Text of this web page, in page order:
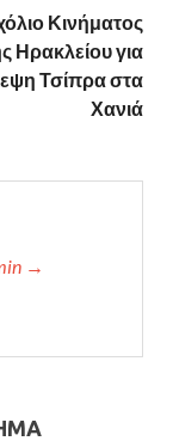
Κινήματος
Ηρακλείου για
Τσίπρα στα
Χανιά
→